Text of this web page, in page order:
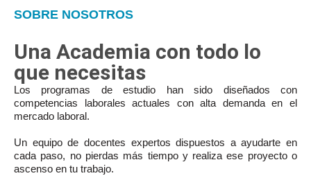
SOBRE NOSOTROS
Una Academia con todo lo
que necesitas
Los programas de estudio han sido diseñados con
competencias laborales actuales con alta demanda en el
mercado laboral.
Un equipo de docentes expertos dispuestos a ayudarte en
cada paso, no pierdas más tiempo y realiza ese proyecto o
ascenso en tu trabajo.